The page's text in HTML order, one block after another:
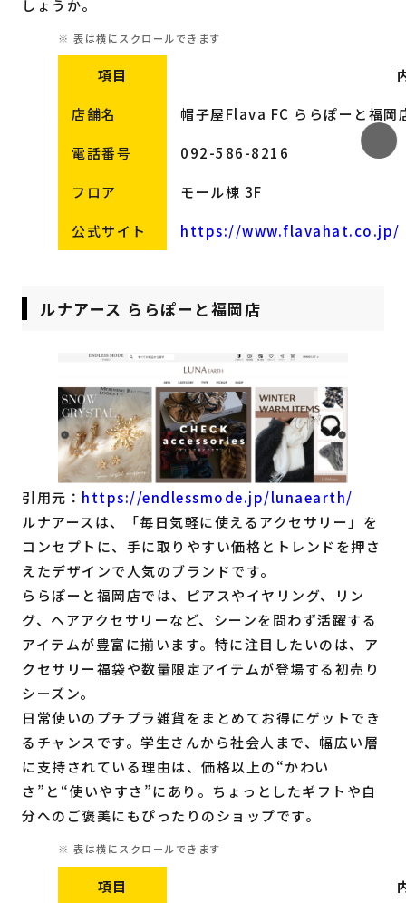
しょうか。
項目
店舗名 帽子屋Flava FC ららぽーと福岡
電話番号 092-586-8216
フロア モール棟 3F
公式サイト https://www.flavahat.co.jp/
ルナアース ららぽーと福岡店
引用元： https://endlessmode.jp/lunaearth/
ルナアースは、「毎日気軽に使えるアクセサリー」を
コンセプトに、手に取りやすい価格とトレンドを押さ
えたデザインで人気のブランドです。
ららぽーと福岡店では、ピアスやイヤリング、リン
グ、ヘアアクセサリーなど、シーンを問わず活躍する
アイテムが豊富に揃います。特に注目したいのは、ア
クセサリー福袋や数量限定アイテムが登場する初売り
シーズン。
日常使いのプチプラ雑貨をまとめてお得にゲットでき
るチャンスです。学生さんから社会人まで、幅広い層
に支持されている理由は、価格以上の“かわい
さ”と“使いやすさ”にあり。ちょっとしたギフトや自
分へのご褒美にもぴったりのショップです。
項目